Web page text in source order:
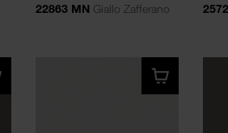
22863 MNGiallo Zafferano